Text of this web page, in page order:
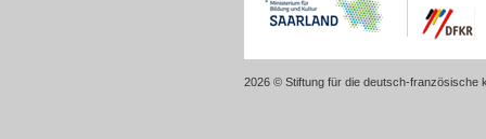
2026 © Stiftung für die deutsch-französische